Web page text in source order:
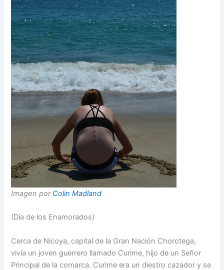
Imagen por Colin Madland
(Día de los Enamorados)
Cerca de Nicoya, capital de la Gran Nación Chorotega,
vivía un joven guerrero llamado Curime, hijo de un Señor
Principal de la comarca. Curime era un diestro cazador y se